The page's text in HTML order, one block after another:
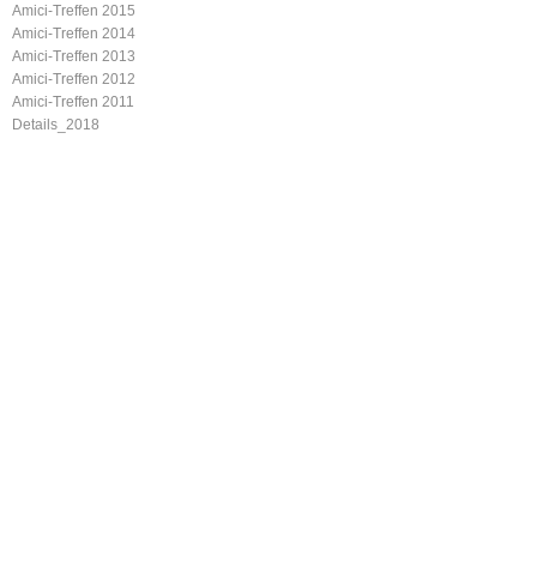
Amici-Treffen 2015
Amici-Treffen 2014
Amici-Treffen 2013
Amici-Treffen 2012
Amici-Treffen 2011
Details_2018